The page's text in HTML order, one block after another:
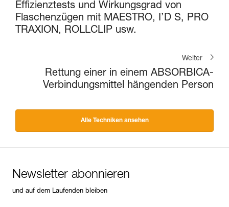
Effizienztests und Wirkungsgrad von
Flaschenzügen mit MAESTRO, I’D S, PRO
TRAXION, ROLLCLIP usw.
Weiter
Rettung einer in einem ABSORBICA-
Verbindungsmittel hängenden Person
Alle Techniken ansehen
Newsletter abonnieren
und auf dem Laufenden bleiben